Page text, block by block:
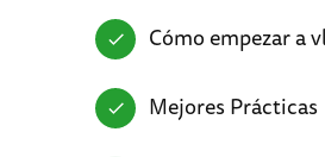
Cómo empezar a
Mejores Prácticas